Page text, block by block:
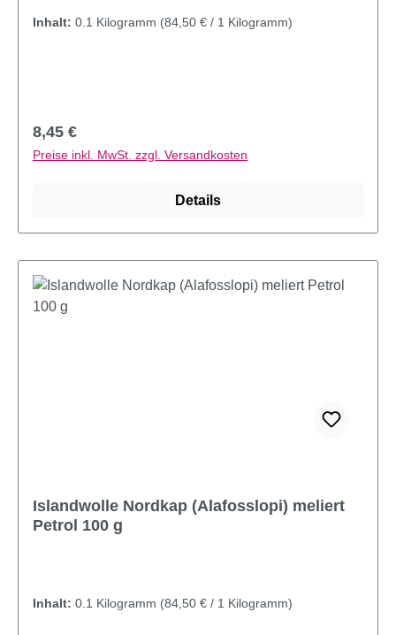
Inhalt: 0.1 Kilogramm (84,50 € / 1 Kilogramm)
Regulärer Preis:
8,45 €
Preise inkl. MwSt. zzgl. Versandkosten
Details
Islandwolle Nordkap (Alafosslopi) meliert
Petrol 100 g
Inhalt: 0.1 Kilogramm (84,50 € / 1 Kilogramm)